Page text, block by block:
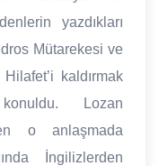
yazdıkları
Mütarekesi ve
kaldırmak
Lozan
o anlaşmada
İngilizlerden